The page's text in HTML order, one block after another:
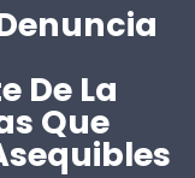
De La
Que